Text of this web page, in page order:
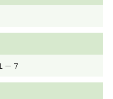
－７